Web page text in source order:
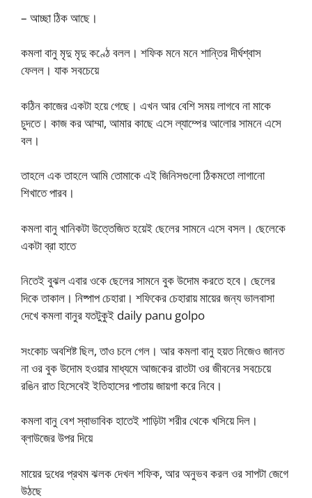
– আচ্ছা ঠিক আছে।
কমলা বানু মৃদু মৃদু কণ্ঠে বলল। শফিক মনে মনে শান্তির দীর্ঘশ্বাস
ফেলল। যাক সবচেয়ে
কঠিন কাজের একটা হয়ে গেছে। এখন আর বেশি সময় লাগবে না মাকে
চুদতে। কাজ কর আম্মা, আমার কাছে এসে ল্যাম্পের আলোর সামনে এসে
বল।
তাহলে এক তাহলে আমি তোমাকে এই জিনিসগুলো ঠিকমতো লাগানো
শিখাতে পারব।
কমলা বানু খানিকটা উত্তেজিত হয়েই ছেলের সামনে এসে বসল। ছেলেকে
একটা ব্রা হাতে
নিতেই বুঝল এবার ওকে ছেলের সামনে বুক উদোম করতে হবে। ছেলের
দিকে তাকাল। নিষ্পাপ চেহারা। শফিকের চেহারায় মায়ের জন্য ভালবাসা
দেখে কমলা বানুর যতটুকুই daily panu golpo
সংকোচ অবশিষ্ট ছিল, তাও চলে গেল। আর কমলা বানু হয়ত নিজেও জানত
না ওর বুক উদোম হওয়ার মাধ্যমে আজকের রাতটা ওর জীবনের সবচেয়ে
রঙিন রাত হিসেবেই ইতিহাসের পাতায় জায়গা করে নিবে।
কমলা বানু বেশ স্বাভাবিক হাতেই শাড়িটা শরীর থেকে খসিয়ে দিল।
ব্লাউজের উপর দিয়ে
মায়ের দুধের প্রথম ঝলক দেখল শফিক, আর অনুভব করল ওর সাপটা জেগে
উঠছে